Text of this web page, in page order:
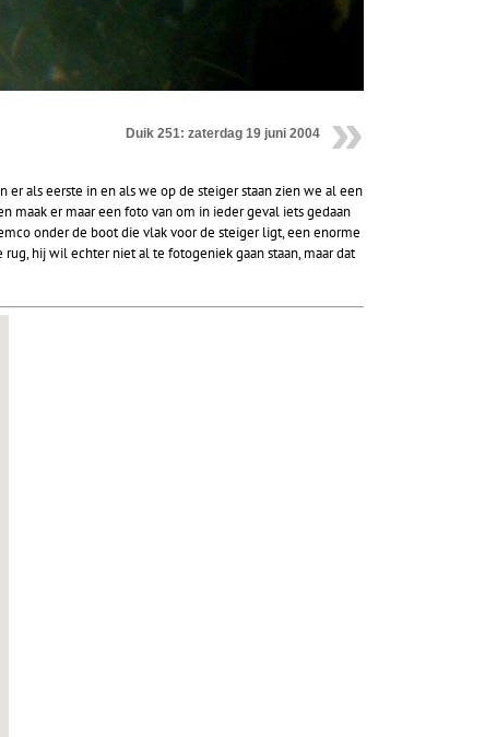
Duik 251: zaterdag 19 juni 2004
er als eerste in en als we op de steiger staan zien we al een
er maar een foto van om in ieder geval iets gedaan
onder de boot die vlak voor de steiger ligt, een enorme
hij wil echter niet al te fotogeniek gaan staan, maar dat